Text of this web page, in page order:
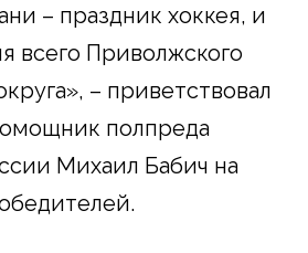
– праздник хоккея, и
всего Приволжского
– приветствовал
полпреда
Михаил Бабич на